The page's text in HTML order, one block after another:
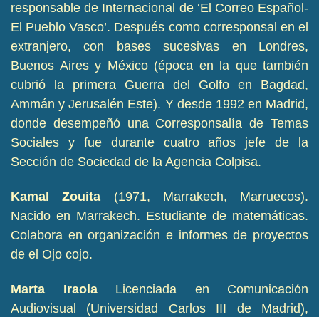
responsable de Internacional de ‘El Correo Español-
El Pueblo Vasco’. Después como corresponsal en el
extranjero, con bases sucesivas en Londres,
Buenos Aires y México (época en la que también
cubrió la primera Guerra del Golfo en Bagdad,
Ammán y Jerusalén Este). Y desde 1992 en Madrid,
donde desempeñó una Corresponsalía de Temas
Sociales y fue durante cuatro años jefe de la
Sección de Sociedad de la Agencia Colpisa.
Kamal Zouita (1971, Marrakech, Marruecos).
Nacido en Marrakech. Estudiante de matemáticas.
Colabora en organización e informes de proyectos
de el Ojo cojo.
Marta Iraola Licenciada en Comunicación
Audiovisual (Universidad Carlos III de Madrid),